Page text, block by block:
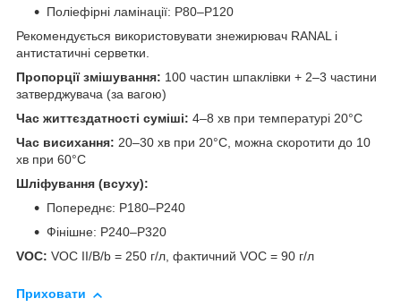
Поліефірні ламінації: P80–P120
Рекомендується використовувати знежирювач RANAL і
антистатичні серветки.
Пропорції змішування: 100 частин шпаклівки + 2–3 частини
затверджувача (за вагою)
Час життєздатності суміші: 4–8 хв при температурі 20°C
Час висихання: 20–30 хв при 20°C, можна скоротити до 10
хв при 60°C
Шліфування (всуху):
Попереднє: P180–P240
Фінішне: P240–P320
VOC: VOC II/B/b = 250 г/л, фактичний VOC = 90 г/л
Приховати